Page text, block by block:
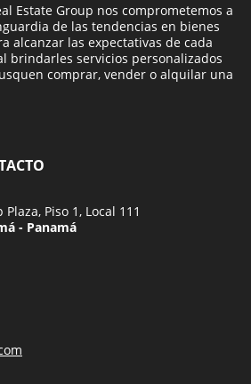
Estate Group nos comprometemos a
de las tendencias en bienes
alcanzar las expectativas de cada
brindarles servicios personalizados
comprar, vender o alquilar una
Piso 1, Local 111
- Panamá